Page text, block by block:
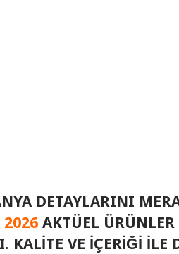
DETAYLARINI
2026 AKTÜEL
KALITE VE İÇERIĞI ILE